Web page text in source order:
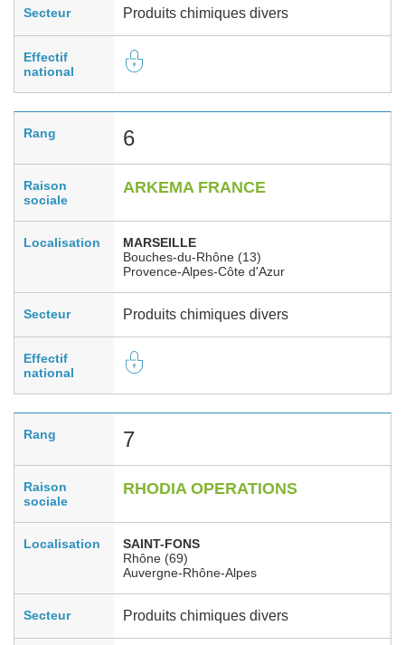
Secteur Produits chimiques divers
Effectif
national
Rang 6
Raison
sociale
ARKEMA FRANCE
Localisation
MARSEILLE
Bouches-du-Rhône (13)
Provence-Alpes-Côte d'Azur
Secteur Produits chimiques divers
Effectif
national
Rang 7
Raison
sociale
RHODIA OPERATIONS
Localisation
SAINT-FONS
Rhône (69)
Auvergne-Rhône-Alpes
Secteur Produits chimiques divers